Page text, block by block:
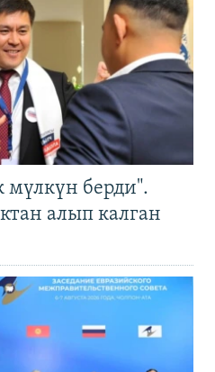
мүлкүн берди".
алып калган